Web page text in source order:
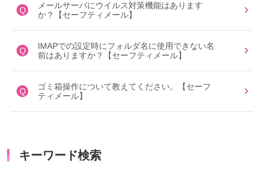
Q
メールサーバにウイルス対策機能はあります
か？【セーフティメール】
Q
IMAPでの設定時にフォルダ名に使用できない名
前はありますか？【セーフティメール】
Q
ゴミ箱操作について教えてください。【セーフ
ティメール】